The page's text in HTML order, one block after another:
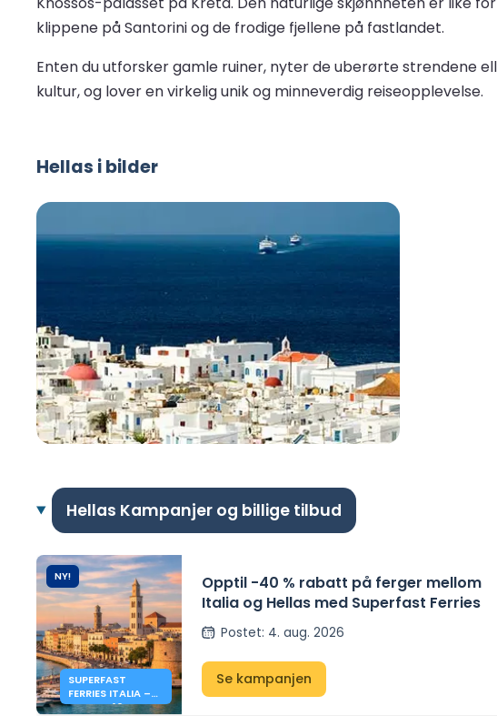
klippene på Santorini og de frodige fjellene på fastlandet.
Enten du utforsker gamle ruiner, nyter de uberørte strendene
kultur, og lover en virkelig unik og minneverdig reiseopplevelse.
Hellas i bilder
Hellas Kampanjer og billige tilbud
NY!
SUPERFAST
FERRIES ITALIA –
HELLAS: 40 %
Opptil -40 % rabatt på ferger mellom
Italia og Hellas med Superfast Ferries
Postet: 4. aug. 2026
Se kampanjen